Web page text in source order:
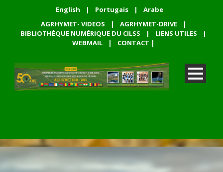
English | Portugais |
Arabe
AGRHYMET- VIDEOS
| AGRHYMET-DRIVE
|
BIBLIOTHÈQUE NUMÉRIQUE DU CILSS
| LIENS UTILES
|
WEBMAIL
| CONTACT |